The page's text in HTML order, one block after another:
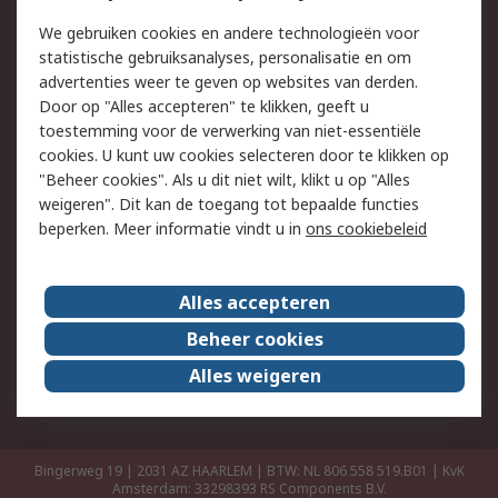
Track & Trace
Wettelijk
Cookiebeleid
Email veiligheid
Privacybeleid
Websitevoorwaarden
Algemene
verkoopvoorwaarden
Over RS
RS Group
Over ons
RS wereldwijd
Werken bij RS
ESG
Bingerweg 19 | 2031 AZ HAARLEM | BTW: NL 806 558 519.B01 | KvK
Amsterdam: 33298393 RS Components B.V.
We gebruiken cookies en andere technologieën voor
statistische gebruiksanalyses, personalisatie en om
advertenties weer te geven op websites van derden.
Door op "Alles accepteren" te klikken, geeft u
toestemming voor de verwerking van niet-essentiële
cookies. U kunt uw cookies selecteren door te klikken op
"Beheer cookies". Als u dit niet wilt, klikt u op "Alles
weigeren". Dit kan de toegang tot bepaalde functies
beperken. Meer informatie vindt u in ons cookiebeleid
Alles accepteren
Beheer cookies
Alles weigeren